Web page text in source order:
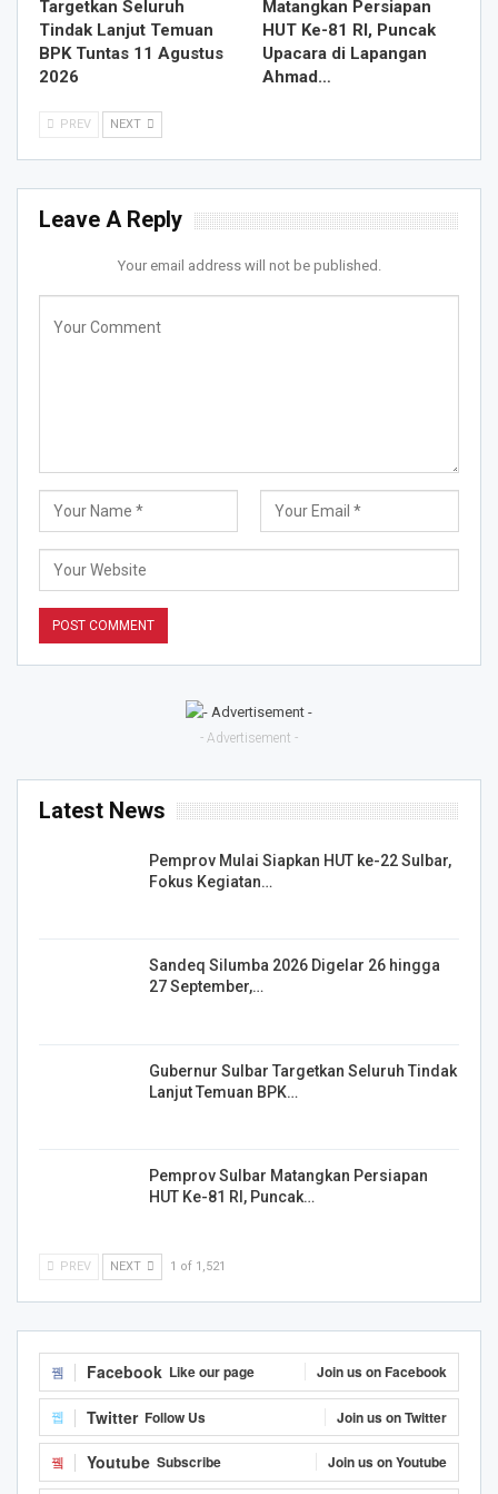
Targetkan Seluruh
Tindak Lanjut Temuan
BPK Tuntas 11 Agustus
2026
Matangkan Persiapan
HUT Ke-81 RI, Puncak
Upacara di Lapangan
Ahmad…
PREV NEXT
Leave A Reply
Your email address will not be published.
- Advertisement -
Latest News
Pemprov Mulai Siapkan HUT ke-22 Sulbar,
Fokus Kegiatan…
Sandeq Silumba 2026 Digelar 26 hingga
27 September,…
Gubernur Sulbar Targetkan Seluruh Tindak
Lanjut Temuan BPK…
Pemprov Sulbar Matangkan Persiapan
HUT Ke-81 RI, Puncak…
PREV NEXT 1 of 1,521
Facebook Like our page Join us on Facebook
Twitter Follow Us Join us on Twitter
Youtube Subscribe Join us on Youtube